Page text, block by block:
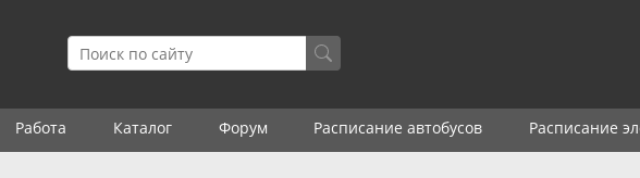
Работа Каталог Форум Расписание автобусов Расписание